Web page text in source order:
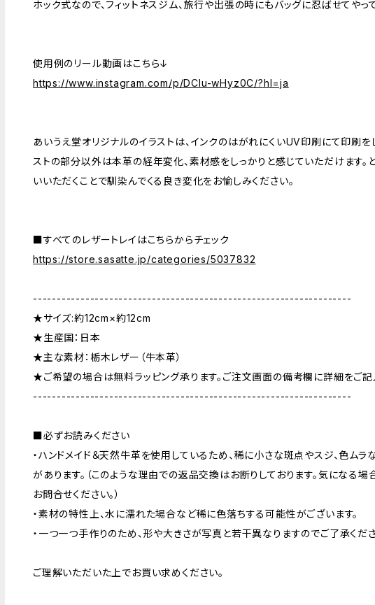
ホック式なので、フィットネスジム、旅行や出張の時にもバッグに忍ばせてやって
使用例のリール動画はこちら↓
https://www.instagram.com/p/DClu-wHyz0C/?hl=ja
あいうえ堂オリジナルのイラストは、インクのはがれにくいUV印刷にて印刷を
ストの部分以外は本革の経年変化、素材感をしっかりと感じていただけます。
いいただくことで馴染んでくる良き変化をお愉しみください。
■すべてのレザートレイはこちらからチェック
https://store.sasatte.jp/categories/5037832
-------------------------------------------------------------------
★サイズ:約12cm×約12cm
★生産国：日本
★主な素材：栃木レザー（牛本革）
★ご希望の場合は無料ラッピング承ります。ご注文画面の備考欄に詳細をご記
-------------------------------------------------------------------
■必ずお読みください
・ハンドメイド＆天然牛革を使用しているため、稀に小さな斑点やスジ、色ム
があります。（このような理由での返品交換はお断りしております。気になる場
お問合せください。）
・素材の特性上、水に濡れた場合など稀に色落ちする可能性がございます。
・一つ一つ手作りのため、形や大きさが写真と若干異なりますのでご了承くださ
ご理解いただいた上でお買い求めください。